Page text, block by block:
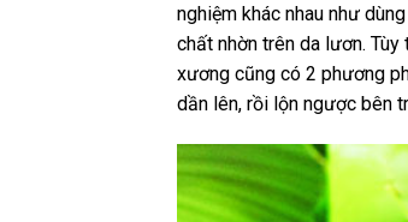
nghiệm khác nhau như
chất nhờn trên da lươn.
xương cũng có 2 phương
dần lên, rồi lộn ngược bên